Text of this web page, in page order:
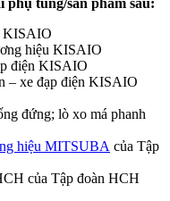
KISAIO
hiệu KISAIO
điện KISAIO
– xe đạp điện KISAIO
đứng; lò xo má phanh
hiệu MITSUBA của Tập
của Tập đoàn HCH